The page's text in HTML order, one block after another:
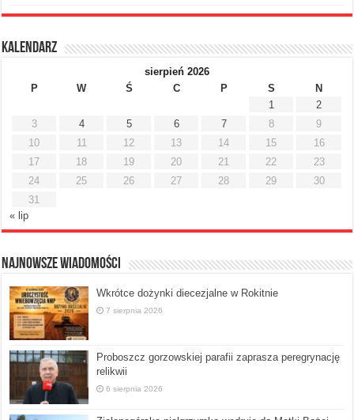
Kalendarz
sierpień 2026
P
W Ś C P S
N
1
2
3
4 5 6 7 8
9
10
11 12 13 14 15
16
17
18 19 20 21 22
23
24
25 26 27 28 29
30
31
« lip
Najnowsze Wiadomości
Wkrótce dożynki diecezjalne w Rokitnie
7 sierpnia 2026
Proboszcz gorzowskiej parafii zaprasza peregrynację
relikwii
6 sierpnia 2026